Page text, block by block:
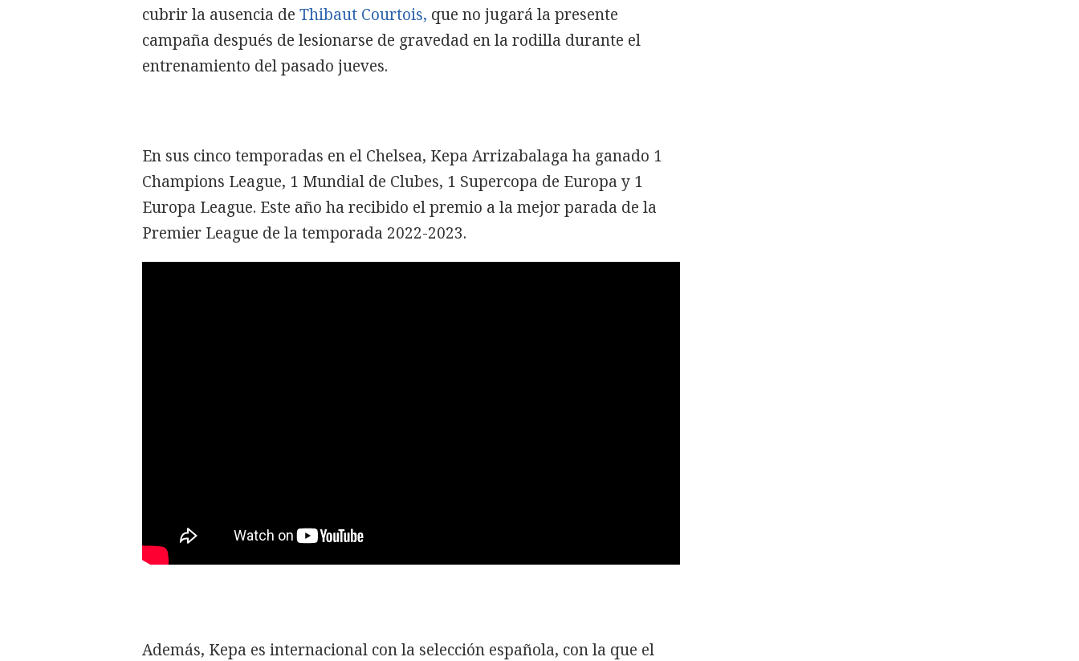
cubrir la ausencia de Thibaut Courtois, que no jugará la presente
campaña después de lesionarse de gravedad en la rodilla durante el
entrenamiento del pasado jueves.
En sus cinco temporadas en el Chelsea, Kepa Arrizabalaga ha ganado 1
Champions League, 1 Mundial de Clubes, 1 Supercopa de Europa y 1
Europa League. Este año ha recibido el premio a la mejor parada de la
Premier League de la temporada 2022-2023.
Además, Kepa es internacional con la selección española, con la que el